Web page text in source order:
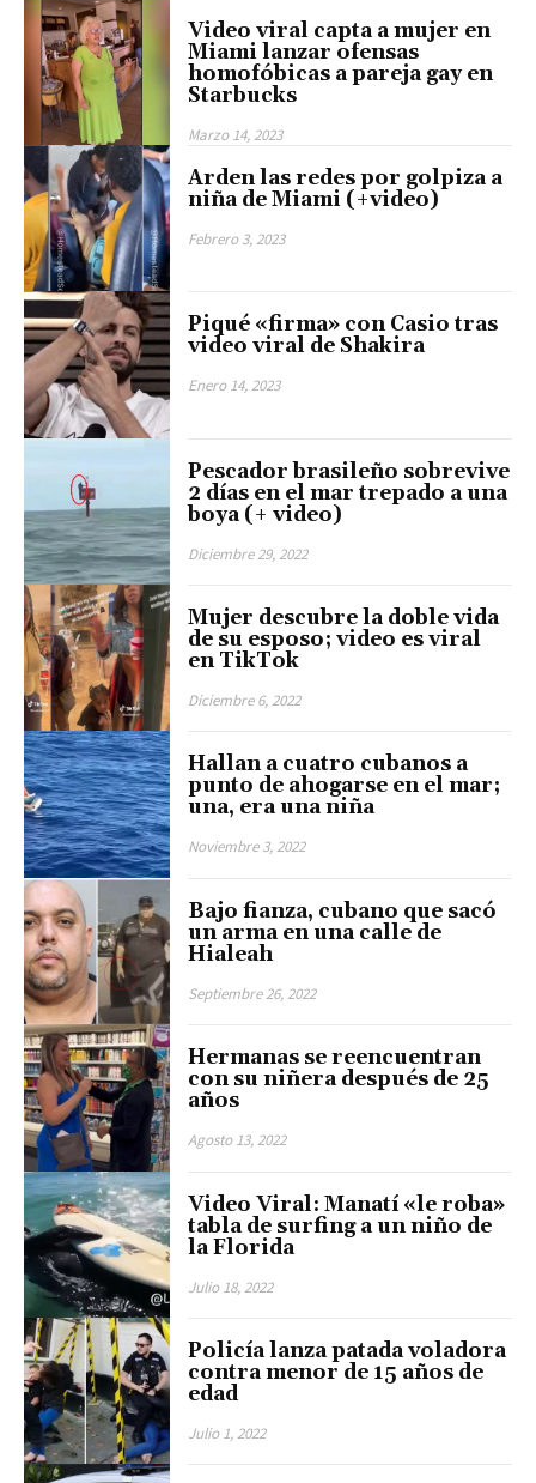
Video viral capta a mujer en
Miami lanzar ofensas
homofóbicas a pareja gay en
Starbucks
Marzo 14, 2023
Arden las redes por golpiza a
niña de Miami (+video)
Febrero 3, 2023
Piqué «firma» con Casio tras
video viral de Shakira
Enero 14, 2023
Pescador brasileño sobrevive
2 días en el mar trepado a una
boya (+ video)
Diciembre 29, 2022
Mujer descubre la doble vida
de su esposo; video es viral
en TikTok
Diciembre 6, 2022
Hallan a cuatro cubanos a
punto de ahogarse en el mar;
una, era una niña
Noviembre 3, 2022
Bajo fianza, cubano que sacó
un arma en una calle de
Hialeah
Septiembre 26, 2022
Hermanas se reencuentran
con su niñera después de 25
años
Agosto 13, 2022
Video Viral: Manatí «le roba»
tabla de surfing a un niño de
la Florida
Julio 18, 2022
Policía lanza patada voladora
contra menor de 15 años de
edad
Julio 1, 2022